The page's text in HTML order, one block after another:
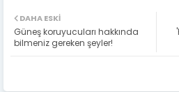
DAHA ESKI
Güneş koruyucuları hakkında
bilmeniz gereken şeyler!